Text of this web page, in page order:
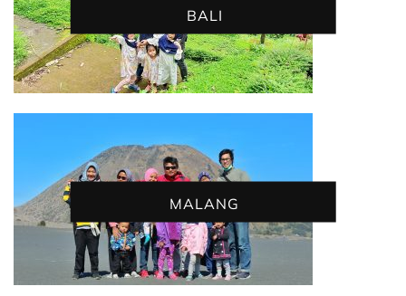
BALI
MALANG